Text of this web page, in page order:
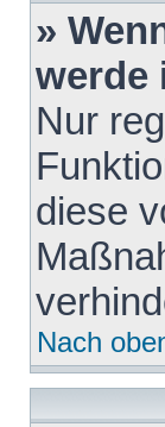
»
werde
Nur
diese
Nach